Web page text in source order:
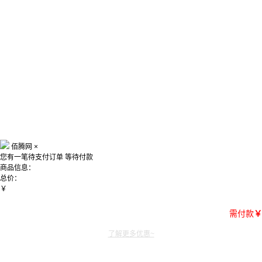
佰腾网 ×
您有一笔待支付订单 等待付款
商品信息：
总价：
￥
需付款￥
了解更多优惠~